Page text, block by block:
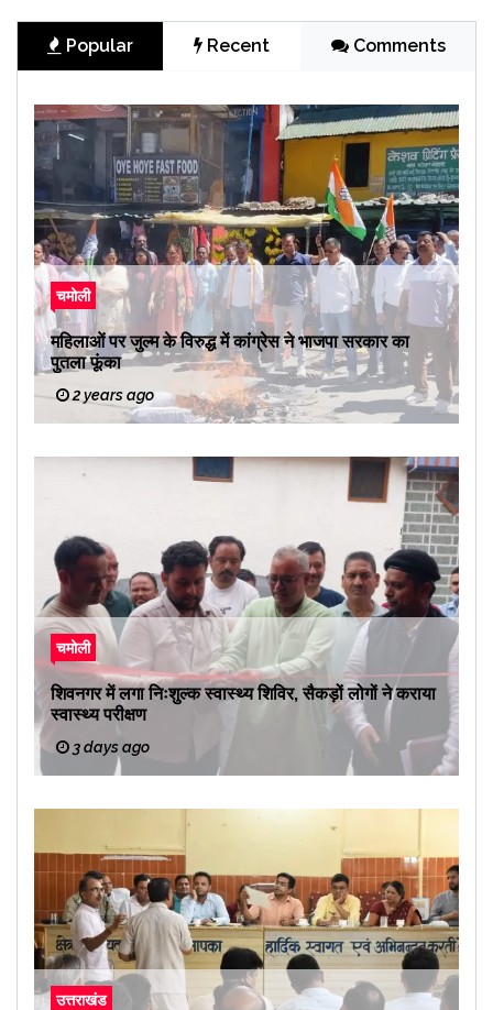
Popular Recent Comments
चमोली
महिलाओं पर जुल्म के विरुद्ध में कांग्रेस ने भाजपा सरकार का
पुतला फूंका
2 years ago
चमोली
शिवनगर में लगा निःशुल्क स्वास्थ्य शिविर, सैकड़ों लोगों ने कराया
स्वास्थ्य परीक्षण
3 days ago
उत्तराखंड